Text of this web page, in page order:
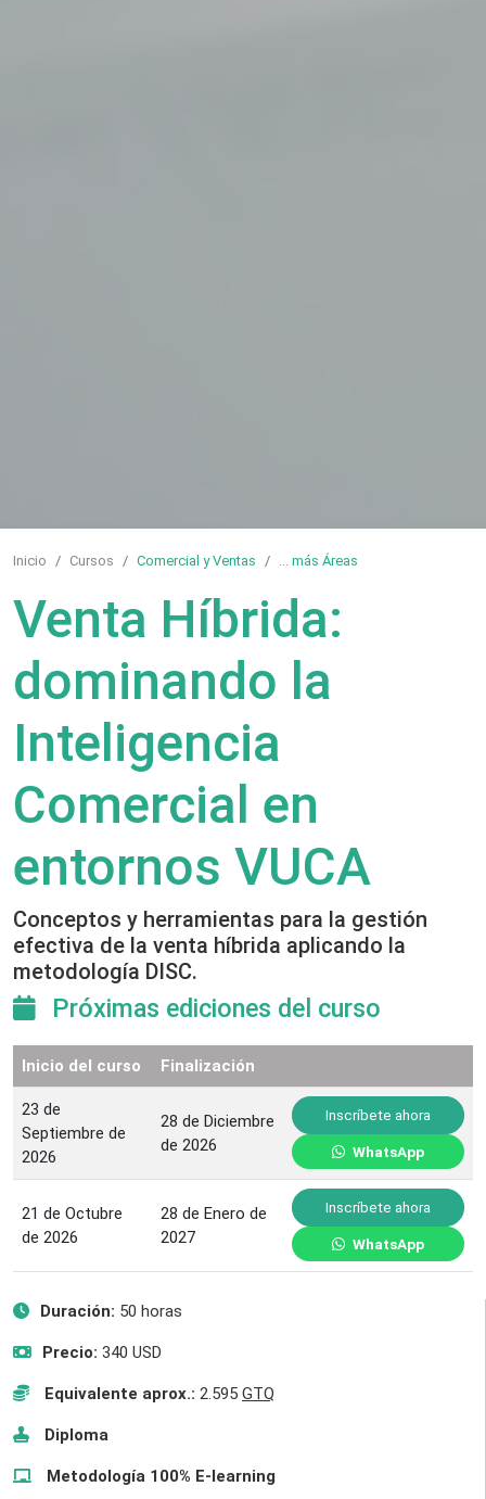
Inicio Cursos Comercial y Ventas más Áreas
Venta Híbrida:
dominando la
Inteligencia
Comercial en
entornos VUCA
Conceptos y herramientas para la gestión
efectiva de la venta híbrida aplicando la
metodología DISC.
Próximas ediciones del curso
Inicio del curso Finalización
23 de
Septiembre de
2026
28 de Diciembre
de 2026
Inscríbete ahora
WhatsApp
21 de Octubre
de 2026
28 de Enero de
2027
Inscríbete ahora
WhatsApp
Duración: 50 horas
Precio: 340 USD
Equivalente aprox.: 2.595 GTQ
Diploma
Metodología 100% E-learning